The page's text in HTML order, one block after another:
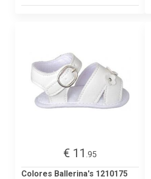
€ 11 .95
Colores Ballerina's 1210175